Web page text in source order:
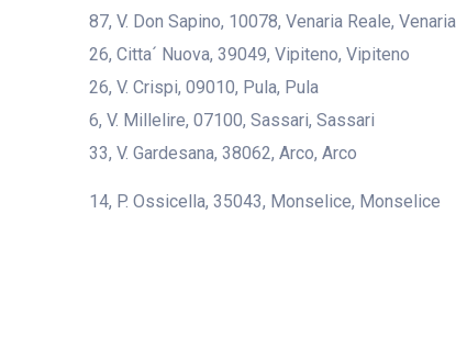
87, V. Don Sapino, 10078, Venaria Reale,
26, Citta´ Nuova, 39049, Vipiteno, Vipiteno
26, V. Crispi, 09010, Pula, Pula
6, V. Millelire, 07100, Sassari, Sassari
33, V. Gardesana, 38062, Arco, Arco
14, P. Ossicella, 35043, Monselice, Monselice